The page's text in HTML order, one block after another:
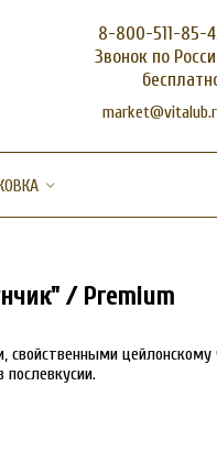
8-800-511-85-
Звонок по
/ Premium
свойственными